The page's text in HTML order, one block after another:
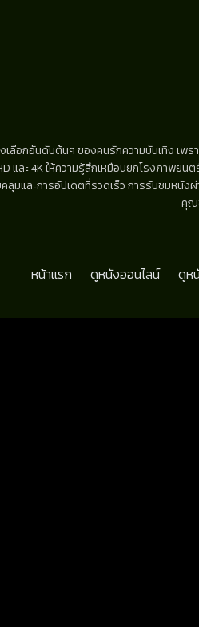
ลือกอันดับต้นๆ ของคนรักความบันเทิง เพร
ละ 4K ให้ความรู้สึกเหมือนยกโรงภาพยน
และการอัปเดตที่รวดเร็ว การรับชมหนัง
คุณ
หน้าแรก ดูหนังออนไลน์ ดูห